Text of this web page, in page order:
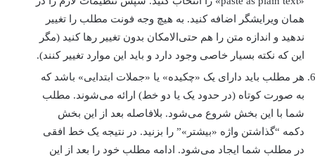
همان ويرايشگر اضافه کنيد. به هيچ وجه فونت مطلب را تغيير
ندهيد و اندازه متن را هم حتی‌الامکان بدون تغيير رها کنيد (مگر
اين که نکته بسيار خاصی وجود دارد و بايد اين موارد تغيير کنند).
هر مطلب بايد دارای يک «چکيده» يا «جملات ابتدایی» باشد که
به صورت کوتاه (در حدود يک يا دو خط) ارائه می‌شوند. مطلب
شما با اين بخش شروع می‌شود. بلافاصله بعد از اين بخش
دکمه “گذاشتن واژه «بیشتر»” را بزنيد. در نتيجه يک خط افقی
در مطلب شما ايجاد می‌شود. ادامه مطلب خود را بعد از اين